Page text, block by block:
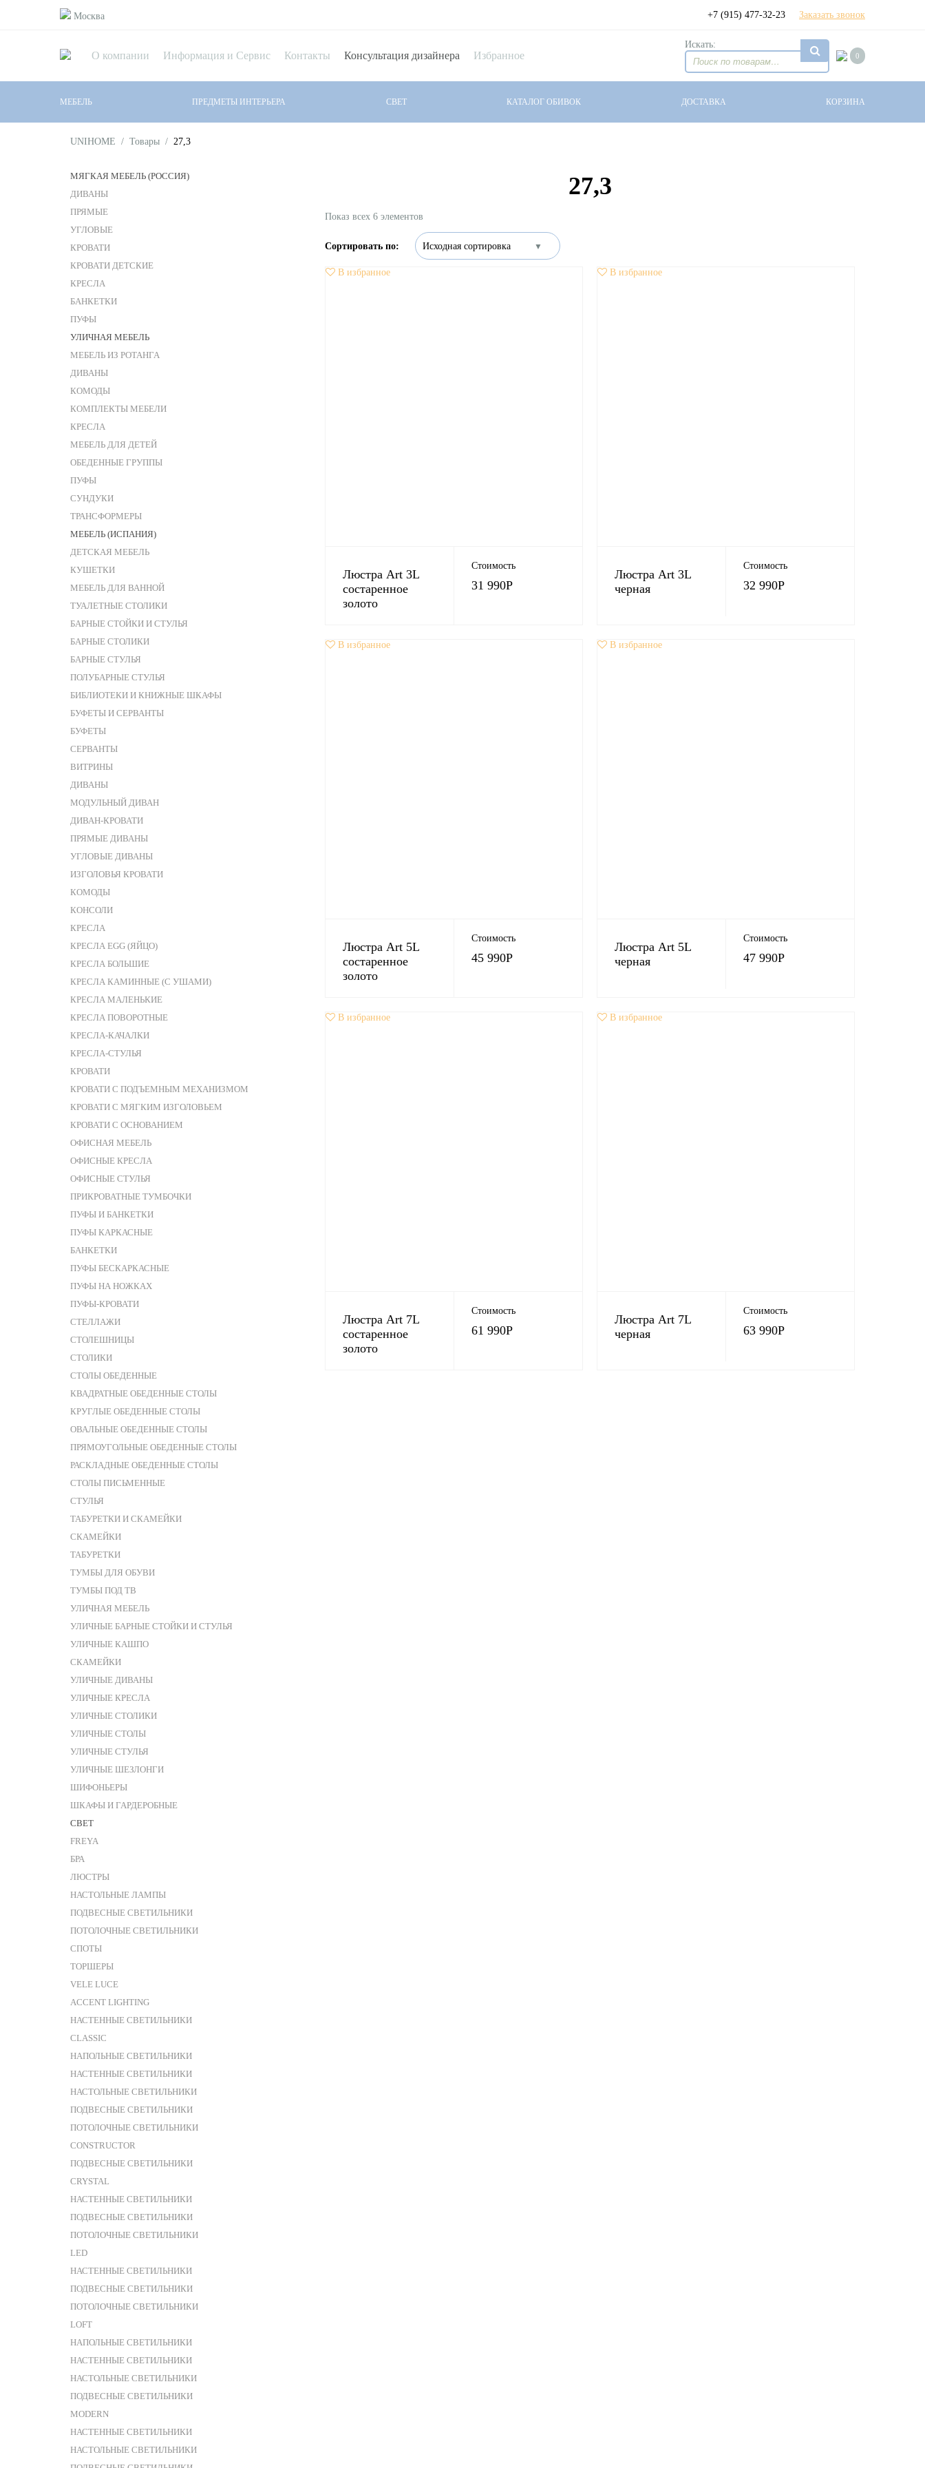
Москва +7 (915) 477-32-23 Заказать звонок
О компании Информация и Сервис Контакты Консультация дизайнера Избранное
Искать:
0
МЕБЕЛЬ ПРЕДМЕТЫ ИНТЕРЬЕРА СВЕТ КАТАЛОГ ОБИВОК ДОСТАВКА КОРЗИНА
UNIHOME / Товары / 27,3
МЯГКАЯ МЕБЕЛЬ (РОССИЯ)
ДИВАНЫ
ПРЯМЫЕ
УГЛОВЫЕ
КРОВАТИ
КРОВАТИ ДЕТСКИЕ
КРЕСЛА
БАНКЕТКИ
ПУФЫ
УЛИЧНАЯ МЕБЕЛЬ
МЕБЕЛЬ ИЗ РОТАНГА
ДИВАНЫ
КОМОДЫ
КОМПЛЕКТЫ МЕБЕЛИ
КРЕСЛА
МЕБЕЛЬ ДЛЯ ДЕТЕЙ
ОБЕДЕННЫЕ ГРУППЫ
ПУФЫ
СУНДУКИ
ТРАНСФОРМЕРЫ
МЕБЕЛЬ (ИСПАНИЯ)
ДЕТСКАЯ МЕБЕЛЬ
КУШЕТКИ
МЕБЕЛЬ ДЛЯ ВАННОЙ
ТУАЛЕТНЫЕ СТОЛИКИ
БАРНЫЕ СТОЙКИ И СТУЛЬЯ
БАРНЫЕ СТОЛИКИ
БАРНЫЕ СТУЛЬЯ
ПОЛУБАРНЫЕ СТУЛЬЯ
БИБЛИОТЕКИ И КНИЖНЫЕ ШКАФЫ
БУФЕТЫ И СЕРВАНТЫ
БУФЕТЫ
СЕРВАНТЫ
ВИТРИНЫ
ДИВАНЫ
МОДУЛЬНЫЙ ДИВАН
ДИВАН-КРОВАТИ
ПРЯМЫЕ ДИВАНЫ
УГЛОВЫЕ ДИВАНЫ
ИЗГОЛОВЬЯ КРОВАТИ
КОМОДЫ
КОНСОЛИ
КРЕСЛА
КРЕСЛА EGG (ЯЙЦО)
КРЕСЛА БОЛЬШИЕ
КРЕСЛА КАМИННЫЕ (С УШАМИ)
КРЕСЛА МАЛЕНЬКИЕ
КРЕСЛА ПОВОРОТНЫЕ
КРЕСЛА-КАЧАЛКИ
КРЕСЛА-СТУЛЬЯ
КРОВАТИ
КРОВАТИ С ПОДЪЕМНЫМ МЕХАНИЗМОМ
КРОВАТИ С МЯГКИМ ИЗГОЛОВЬЕМ
КРОВАТИ С ОСНОВАНИЕМ
ОФИСНАЯ МЕБЕЛЬ
ОФИСНЫЕ КРЕСЛА
ОФИСНЫЕ СТУЛЬЯ
ПРИКРОВАТНЫЕ ТУМБОЧКИ
ПУФЫ И БАНКЕТКИ
ПУФЫ КАРКАСНЫЕ
БАНКЕТКИ
ПУФЫ БЕСКАРКАСНЫЕ
ПУФЫ НА НОЖКАХ
ПУФЫ-КРОВАТИ
СТЕЛЛАЖИ
СТОЛЕШНИЦЫ
СТОЛИКИ
СТОЛЫ ОБЕДЕННЫЕ
КВАДРАТНЫЕ ОБЕДЕННЫЕ СТОЛЫ
КРУГЛЫЕ ОБЕДЕННЫЕ СТОЛЫ
ОВАЛЬНЫЕ ОБЕДЕННЫЕ СТОЛЫ
ПРЯМОУГОЛЬНЫЕ ОБЕДЕННЫЕ СТОЛЫ
РАСКЛАДНЫЕ ОБЕДЕННЫЕ СТОЛЫ
СТОЛЫ ПИСЬМЕННЫЕ
СТУЛЬЯ
ТАБУРЕТКИ И СКАМЕЙКИ
СКАМЕЙКИ
ТАБУРЕТКИ
ТУМБЫ ДЛЯ ОБУВИ
ТУМБЫ ПОД ТВ
УЛИЧНАЯ МЕБЕЛЬ
УЛИЧНЫЕ БАРНЫЕ СТОЙКИ И СТУЛЬЯ
УЛИЧНЫЕ КАШПО
СКАМЕЙКИ
УЛИЧНЫЕ ДИВАНЫ
УЛИЧНЫЕ КРЕСЛА
УЛИЧНЫЕ СТОЛИКИ
УЛИЧНЫЕ СТОЛЫ
УЛИЧНЫЕ СТУЛЬЯ
УЛИЧНЫЕ ШЕЗЛОНГИ
ШИФОНЬЕРЫ
ШКАФЫ И ГАРДЕРОБНЫЕ
СВЕТ
FREYA
БРА
ЛЮСТРЫ
НАСТОЛЬНЫЕ ЛАМПЫ
ПОДВЕСНЫЕ СВЕТИЛЬНИКИ
ПОТОЛОЧНЫЕ СВЕТИЛЬНИКИ
СПОТЫ
ТОРШЕРЫ
VELE LUCE
ACCENT LIGHTING
НАСТЕННЫЕ СВЕТИЛЬНИКИ
CLASSIC
НАПОЛЬНЫЕ СВЕТИЛЬНИКИ
НАСТЕННЫЕ СВЕТИЛЬНИКИ
НАСТОЛЬНЫЕ СВЕТИЛЬНИКИ
ПОДВЕСНЫЕ СВЕТИЛЬНИКИ
ПОТОЛОЧНЫЕ СВЕТИЛЬНИКИ
CONSTRUCTOR
ПОДВЕСНЫЕ СВЕТИЛЬНИКИ
CRYSTAL
НАСТЕННЫЕ СВЕТИЛЬНИКИ
ПОДВЕСНЫЕ СВЕТИЛЬНИКИ
ПОТОЛОЧНЫЕ СВЕТИЛЬНИКИ
LED
НАСТЕННЫЕ СВЕТИЛЬНИКИ
ПОДВЕСНЫЕ СВЕТИЛЬНИКИ
ПОТОЛОЧНЫЕ СВЕТИЛЬНИКИ
LOFT
НАПОЛЬНЫЕ СВЕТИЛЬНИКИ
НАСТЕННЫЕ СВЕТИЛЬНИКИ
НАСТОЛЬНЫЕ СВЕТИЛЬНИКИ
ПОДВЕСНЫЕ СВЕТИЛЬНИКИ
MODERN
НАСТЕННЫЕ СВЕТИЛЬНИКИ
НАСТОЛЬНЫЕ СВЕТИЛЬНИКИ
27,3
Показ всех 6 элементов
В избранное
Люстра Art 3L
состаренное
золото
Стоимость
31 990Р
В избранное
Люстра Art 3L
черная
Стоимость
32 990Р
В избранное
Люстра Art 5L
состаренное
золото
Стоимость
45 990Р
В избранное
Люстра Art 5L
черная
Стоимость
47 990Р
В избранное
Люстра Art 7L
состаренное
золото
Стоимость
61 990Р
В избранное
Люстра Art 7L
черная
Стоимость
63 990Р